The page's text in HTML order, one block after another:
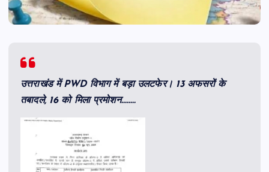
उत्तराखंड में PWD विभाग में बड़ा उलटफेर। 13 अफसरों के
तबादले, 16 को मिला प्रमोशन……..